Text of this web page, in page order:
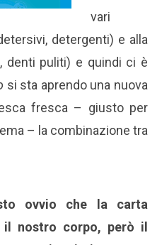
vari
detergenti) e alla
denti puliti) e quindi ci è
si sta aprendo una nuova
fresca – giusto per
– la combinazione tra
ovvio che la carta
nostro corpo, però il